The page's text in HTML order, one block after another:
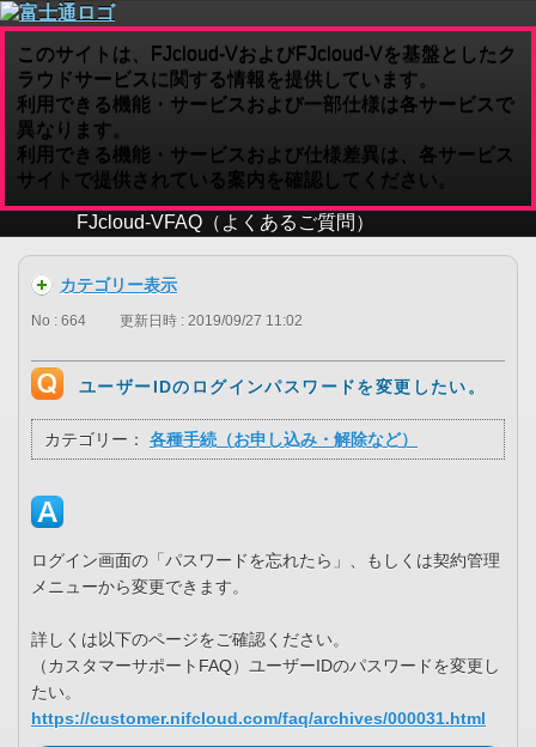
このサイトは、FJcloud-VおよびFJcloud-Vを基盤としたク
ラウドサービスに関する情報を提供しています。
利用できる機能・サービスおよび一部仕様は各サービスで
異なります。
利用できる機能・サービスおよび仕様差異は、各サービス
サイトで提供されている案内を確認してください。
FJcloud-VFAQ（よくあるご質問）
カテゴリー表示
No : 664 更新日時 : 2019/09/27 11:02
ユーザーIDのログインパスワードを変更したい。
カテゴリー： 各種手続（お申し込み・解除など）
ログイン画面の「パスワードを忘れたら」、もしくは契約管理
メニューから変更できます。
詳しくは以下のページをご確認ください。
（カスタマーサポートFAQ）ユーザーIDのパスワードを変更し
たい。
https://customer.nifcloud.com/faq/archives/000031.html